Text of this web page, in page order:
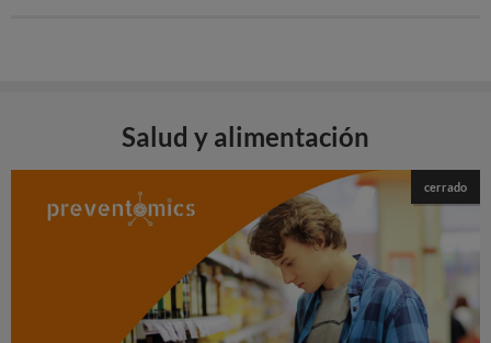
Salud y alimentación
cerrado